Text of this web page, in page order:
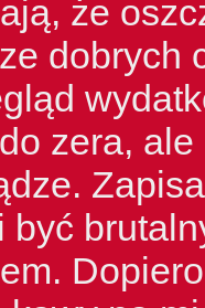
że
dobrych
zera,
być